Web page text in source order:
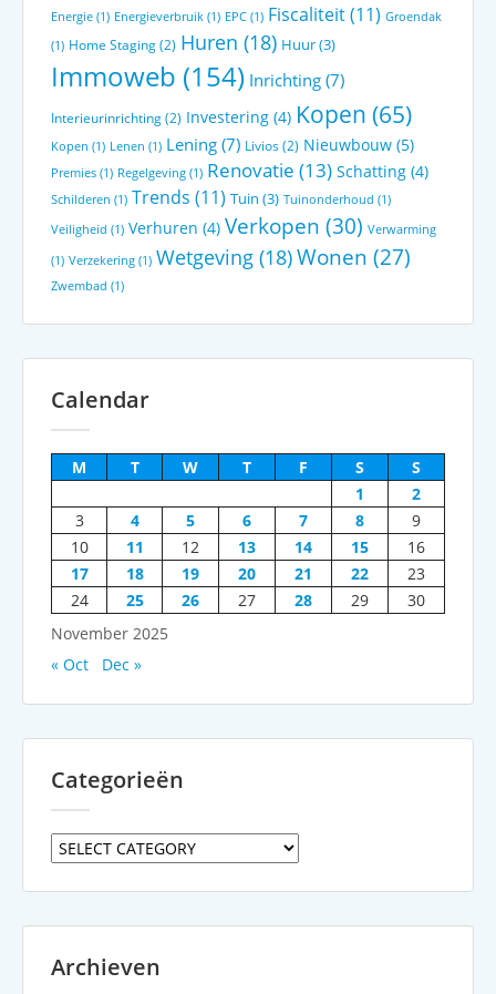
Energie (1) Energieverbruik (1) EPC (1) Fiscaliteit(11) Groendak
(1) Home Staging(2) Huren (18) Huur(3)
Immoweb (154) Inrichting (7)
Interieurinrichting(2) Investering (4) Kopen (65)
Kopen (1) Lenen (1) Lening (7) Livios(2) Nieuwbouw (5)
Premies (1) Regelgeving (1) Renovatie (13) Schatting (4)
Schilderen (1) Trends (11) Tuin (3) Tuinonderhoud (1)
Veiligheid (1) Verhuren (4) Verkopen (30) Verwarming
(1) Verzekering (1) Wetgeving (18)Wonen (27)
Zwembad (1)
Calendar
November 2025
M T W T F S
S
1
2
3
4 5 6 7 8
9
10
11 12 13 14 15
16
17
18 19 20 21 22
23
24
25 26 27 28 29 30
« Oct Dec »
Categorieën
Categorieën
Archieven